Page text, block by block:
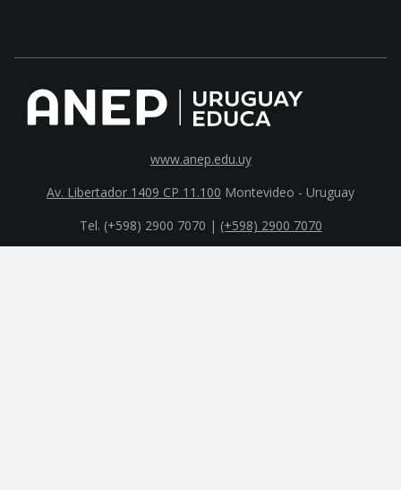
www.anep.edu.uy
Av. Libertador 1409 CP 11.100 Montevideo - Uruguay
Tel. (+598) 2900 7070 | (+598) 2900 7070